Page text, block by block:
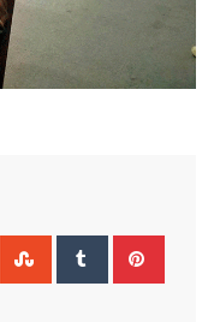
WhatsappStumbleUpon
Tumblr